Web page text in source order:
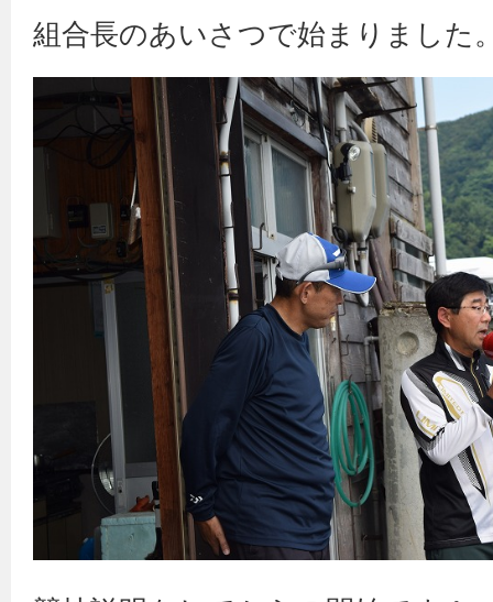
組合長のあいさつで始まりました